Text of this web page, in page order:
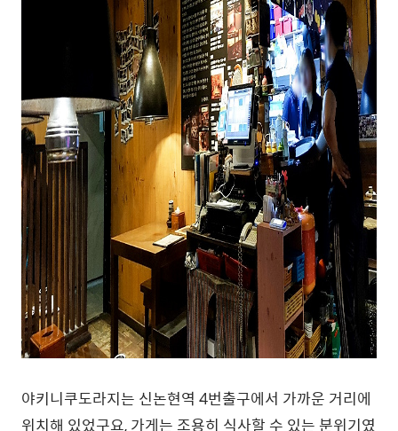
야키니쿠도라지는 신논현역 4번출구에서 가까운 거리에
위치해 있었구요, 가게는 조용히 식사할 수 있는 분위기였